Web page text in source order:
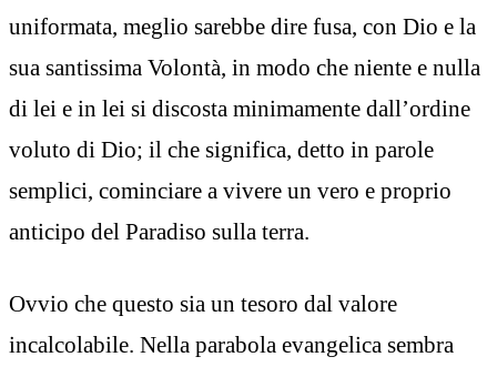
uniformata, meglio sarebbe dire fusa, con Dio e la
sua santissima Volontà, in modo che niente e nulla
di lei e in lei si discosta minimamente dall’ordine
voluto di Dio; il che significa, detto in parole
semplici, cominciare a vivere un vero e proprio
anticipo del Paradiso sulla terra.
Ovvio che questo sia un tesoro dal valore
incalcolabile. Nella parabola evangelica sembra